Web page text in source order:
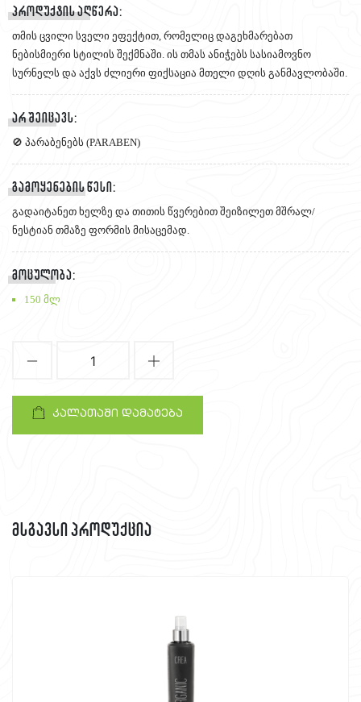
პროდუქტის აღწერა:
თმის ცვილი სველი ეფექტით, რომელიც დაგეხმარებათ
ნებისმიერი სტილის შექმნაში. ის თმას ანიჭებს სასიამოვნო
სურნელს და აქვს ძლიერი ფიქსაცია მთელი დღის განმავლობაში.
არ შეიცავს:
🚫 პარაბენებს (PARABEN)
გამოყენების წესი:
გადაიტანეთ ხელზე და თითის წვერებით შეიზილეთ მშრალ/
ნესტიან თმაზე ფორმის მისაცემად.
მოცულობა:
150 მლ
1
კალათაში დამატება
მსგავსი პროდუქცია